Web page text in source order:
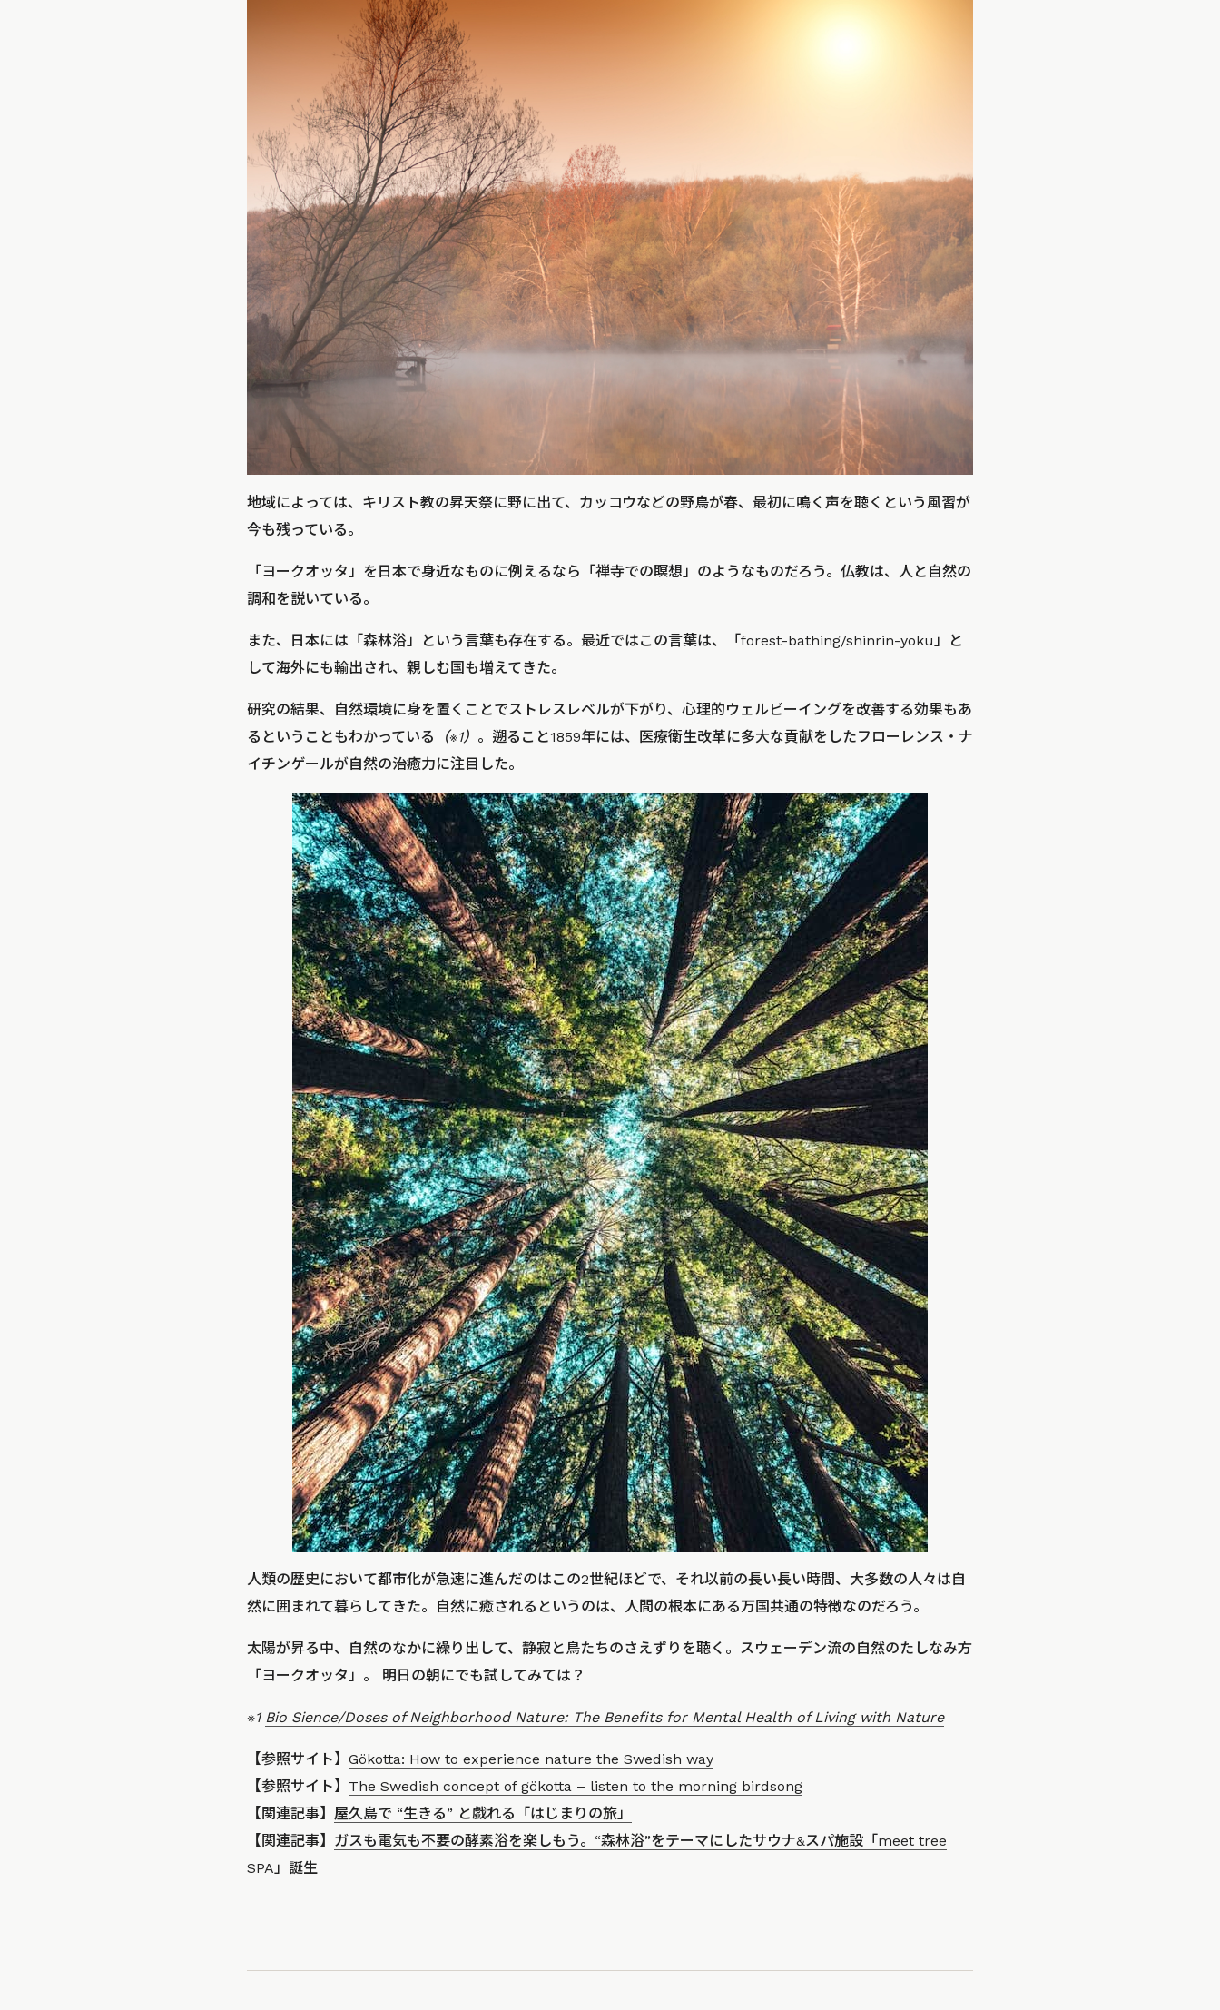
地域によっては、キリスト教の昇天祭に野に出て、カッコウなどの野鳥が春、最初に鳴く声を聴くという風習が
今も残っている。
「ヨークオッタ」を日本で身近なものに例えるなら「禅寺での瞑想」のようなものだろう。仏教は、人と自然の
調和を説いている。
また、日本には「森林浴」という言葉も存在する。最近ではこの言葉は、「forest-bathing/shinrin-yoku」と
して海外にも輸出され、親しむ国も増えてきた。
研究の結果、自然環境に身を置くことでストレスレベルが下がり、心理的ウェルビーイングを改善する効果もあ
るということもわかっている
（※1） 。遡ること1859年には、医療衛生改革に多大な貢献をしたフローレンス・ナ
イチンゲールが自然の治癒力に注目した。
人類の歴史において都市化が急速に進んだのはこの2世紀ほどで、それ以前の長い長い時間、大多数の人々は自
然に囲まれて暮らしてきた。自然に癒されるというのは、人間の根本にある万国共通の特徴なのだろう。
太陽が昇る中、自然のなかに繰り出して、静寂と鳥たちのさえずりを聴く。スウェーデン流の自然のたしなみ方
「ヨークオッタ」。 明日の朝にでも試してみては？
※1 Bio Sience/Doses of Neighborhood Nature: The Benefits for Mental Health of Living with Nature
【参照サイト】 Gökotta: How to experience nature the Swedish way
【参照サイト】 The Swedish concept of gökotta – listen to the morning birdsong
【関連記事】 屋久島で “生きる” と戯れる「はじまりの旅」
【関連記事】 ガスも電気も不要の酵素浴を楽しもう。“森林浴”をテーマにしたサウナ&スパ施設「meet tree
SPA」誕生